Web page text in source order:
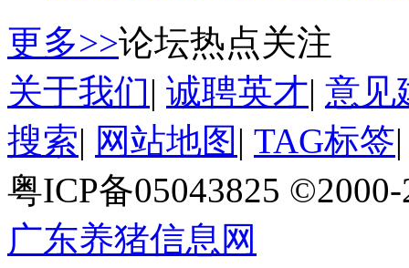
更多>>论坛热点关注
关于我们| 诚聘英才| 意见
搜索| 网站地图 | TAG标签
粤ICP备05043825
广东养猪信息网